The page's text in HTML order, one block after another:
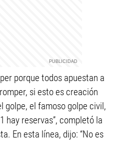
porque todos apuestan a
si esto es creación
golpe, el famoso golpe civil,
hay reservas”, completó la
En esta línea, dijo: “No es